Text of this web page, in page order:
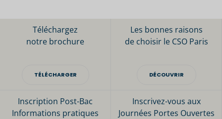
Téléchargez
notre brochure
TÉLÉCHARGER
Les bonnes raisons
de choisir le CSO Paris
DÉCOUVRIR
Inscription Post-Bac
Informations pratiques
Inscrivez-vous aux
Journées Portes Ouvertes